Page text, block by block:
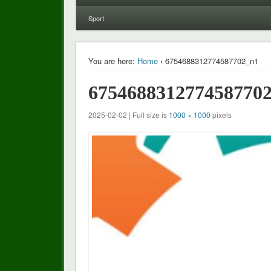
Sport
You are here: Home› 6754688312774587702_n1
2025-02-02 | Full size is 1000 × 1000 pixels